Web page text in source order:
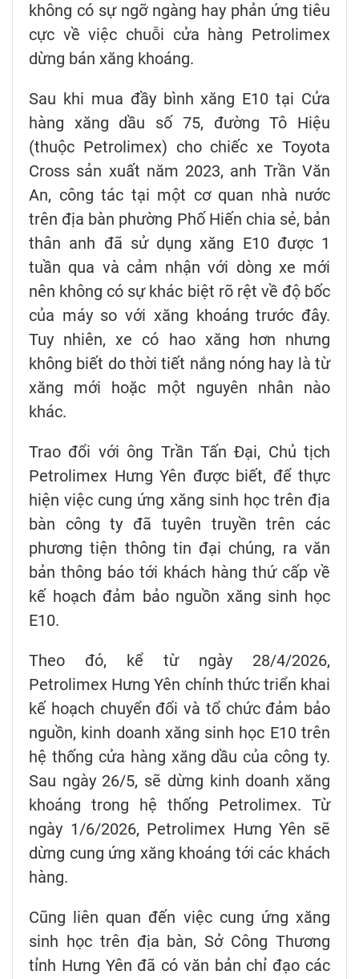
không có sự ngỡ ngàng hay phản ứng tiêu
cực về việc chuỗi cửa hàng Petrolimex
dừng bán xăng khoáng.
Sau khi mua đầy bình xăng E10 tại Cửa
hàng xăng dầu số 75, đường Tô Hiệu
(thuộc Petrolimex) cho chiếc xe Toyota
Cross sản xuất năm 2023, anh Trần Văn
An, công tác tại một cơ quan nhà nước
trên địa bàn phường Phố Hiến chia sẻ, bản
thân anh đã sử dụng xăng E10 được 1
tuần qua và cảm nhận với dòng xe mới
nên không có sự khác biệt rõ rệt về độ bốc
của máy so với xăng khoáng trước đây.
Tuy nhiên, xe có hao xăng hơn nhưng
không biết do thời tiết nắng nóng hay là từ
xăng mới hoặc một nguyên nhân nào
khác.
Trao đổi với ông Trần Tấn Đại, Chủ tịch
Petrolimex Hưng Yên được biết, để thực
hiện việc cung ứng xăng sinh học trên địa
bàn công ty đã tuyên truyền trên các
phương tiện thông tin đại chúng, ra văn
bản thông báo tới khách hàng thứ cấp về
kế hoạch đảm bảo nguồn xăng sinh học
E10.
Theo đó, kể từ ngày 28/4/2026,
Petrolimex Hưng Yên chính thức triển khai
kế hoạch chuyển đổi và tổ chức đảm bảo
nguồn, kinh doanh xăng sinh học E10 trên
hệ thống cửa hàng xăng dầu của công ty.
Sau ngày 26/5, sẽ dừng kinh doanh xăng
khoáng trong hệ thống Petrolimex. Từ
ngày 1/6/2026, Petrolimex Hưng Yên sẽ
dừng cung ứng xăng khoáng tới các khách
hàng.
Cũng liên quan đến việc cung ứng xăng
sinh học trên địa bàn, Sở Công Thương
tỉnh Hưng Yên đã có văn bản chỉ đạo các